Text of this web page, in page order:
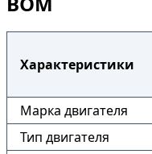
Характеристики
Марка двигателя
Тип двигателя